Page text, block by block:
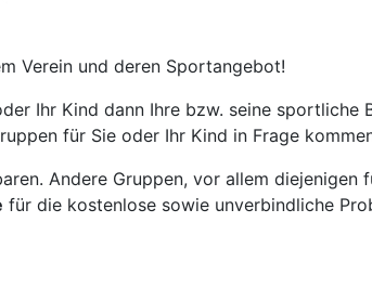
Verein und deren Sportangebot!
Ihr Kind dann Ihre bzw. seine sportliche
für Sie oder Ihr Kind in Frage
Andere Gruppen, vor allem diejenigen
für die kostenlose sowie unverbindliche